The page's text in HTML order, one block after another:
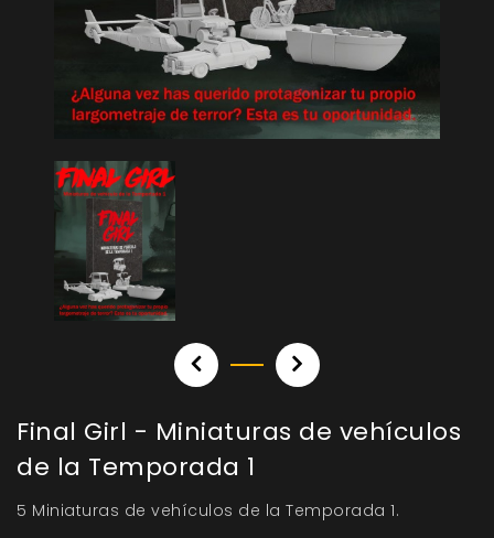
Final Girl - Miniaturas de vehículos
de la Temporada 1
5 Miniaturas de vehículos de la Temporada 1.